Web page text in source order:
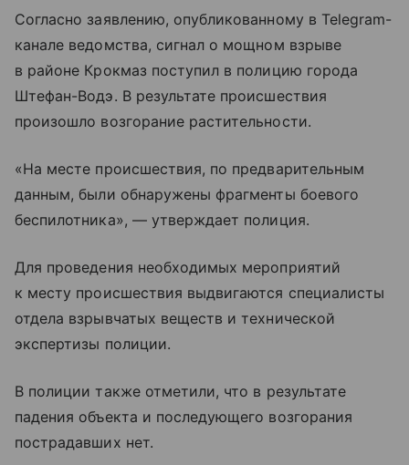
Согласно заявлению, опубликованному в Telegram-
канале ведомства, сигнал о мощном взрыве
в районе Крокмаз поступил в полицию города
Штефан-Водэ. В результате происшествия
произошло возгорание растительности.
«На месте происшествия, по предварительным
данным, были обнаружены фрагменты боевого
беспилотника», — утверждает полиция.
Для проведения необходимых мероприятий
к месту происшествия выдвигаются специалисты
отдела взрывчатых веществ и технической
экспертизы полиции.
В полиции также отметили, что в результате
падения объекта и последующего возгорания
пострадавших нет.